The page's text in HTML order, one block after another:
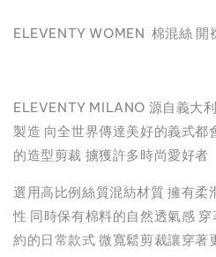
ELEVENTY WOMEN 棉混絲 開
ELEVENTY MILANO 源自義大
製造 向全世界傳達美好的義式都
的造型剪裁 擄獲許多時尚愛好者
選用高比例絲質混紡材質 擁有柔
性 同時保有棉料的自然透氣感
約的日常款式 微寬鬆剪裁讓穿著